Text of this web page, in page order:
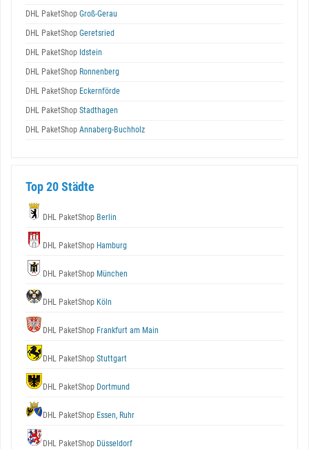
DHL PaketShop Groß-Gerau
DHL PaketShop Geretsried
DHL PaketShop Idstein
DHL PaketShop Ronnenberg
DHL PaketShop Eckernförde
DHL PaketShop Stadthagen
DHL PaketShop Annaberg-Buchholz
Top 20 Städte
DHL PaketShop Berlin
DHL PaketShop Hamburg
DHL PaketShop München
DHL PaketShop Köln
DHL PaketShop Frankfurt am Main
DHL PaketShop Stuttgart
DHL PaketShop Dortmund
DHL PaketShop Essen, Ruhr
DHL PaketShop Düsseldorf